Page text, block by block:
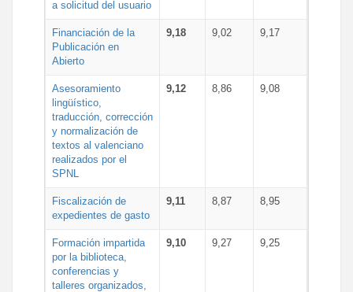
a solicitud del usuario
Financiación de la
Publicación en
Abierto
9,18 9,02 9,17
Asesoramiento
lingüístico,
traducción, corrección
y normalización de
textos al valenciano
realizados por el
SPNL
9,12 8,86 9,08
Fiscalización de
expedientes de gasto
9,11 8,87 8,95
Formación impartida
por la biblioteca,
conferencias y
talleres organizados,
9,10 9,27 9,25